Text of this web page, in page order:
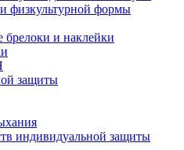
физкультурной формы
и наклейки
защиты
индивидуальной защиты